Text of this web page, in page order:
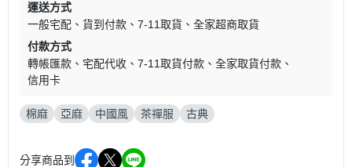
運送方式
一般宅配
貨到付款 7-11取貨
全家超商取貨
付款方式
轉帳匯款
宅配代收 7-11取貨付款
全家取貨付款
信用卡
棉麻 亞麻 中國風 茶禪服 古典
分享商品到